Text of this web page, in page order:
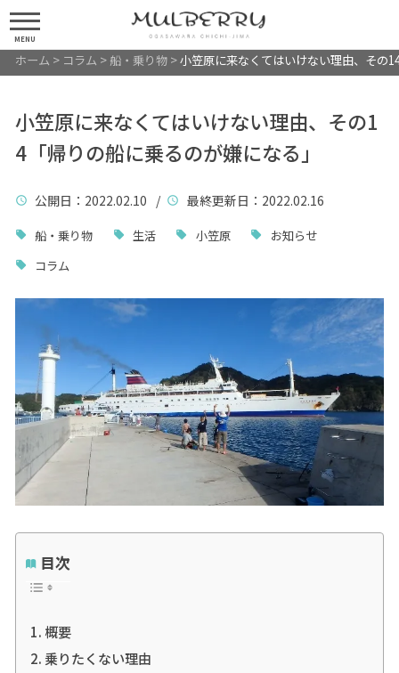
MENU
ホーム > コラム >船・乗り物>小笠原に来なくてはいけない理由、その
小笠原に来なくてはいけない理由、その1
4「帰りの船に乗るのが嫌になる」
公開日 ：2022.02.10 / 最終更新日 ：2022.02.16
船・乗り物 生活 小笠原
お知らせ
コラム
目次
概要
乗りたくない理由